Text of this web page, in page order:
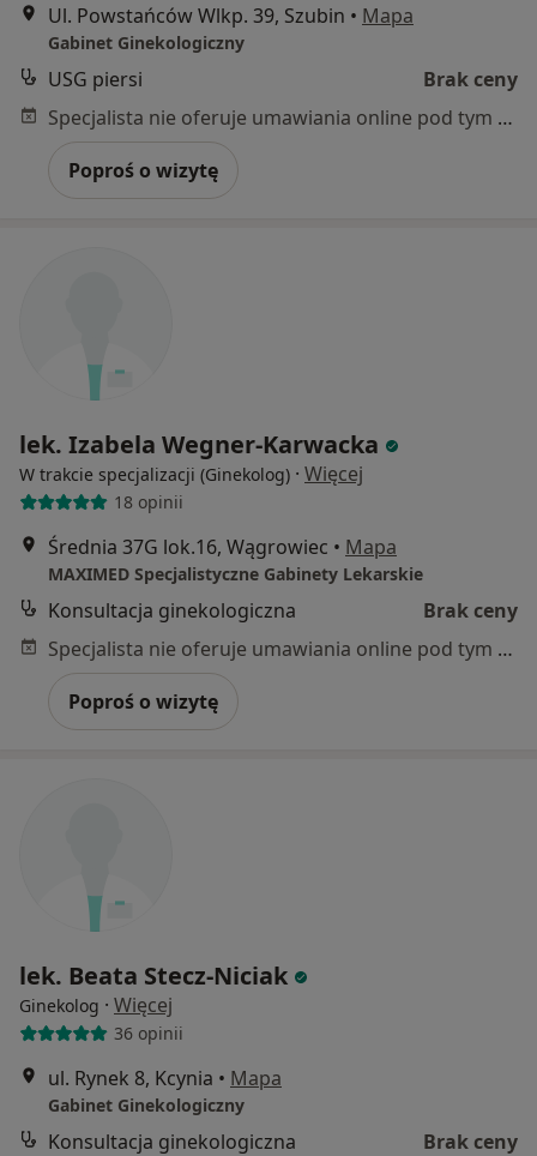
Ul. Powstańców Wlkp. 39, Szubin • Mapa
Gabinet Ginekologiczny
USG piersi
Brak ceny
Specjalista nie oferuje umawiania online pod tym adresem.
Poproś o wizytę
lek. Izabela Wegner-Karwacka
W trakcie specjalizacji (Ginekolog) · Więcej
18 opinii
Średnia 37G lok.16, Wągrowiec • Mapa
MAXIMED Specjalistyczne Gabinety Lekarskie
Konsultacja ginekologiczna
Brak ceny
Specjalista nie oferuje umawiania online pod tym adresem.
Poproś o wizytę
lek. Beata Stecz-Niciak
Ginekolog · Więcej
36 opinii
ul. Rynek 8, Kcynia • Mapa
Gabinet Ginekologiczny
Konsultacja ginekologiczna
Brak ceny